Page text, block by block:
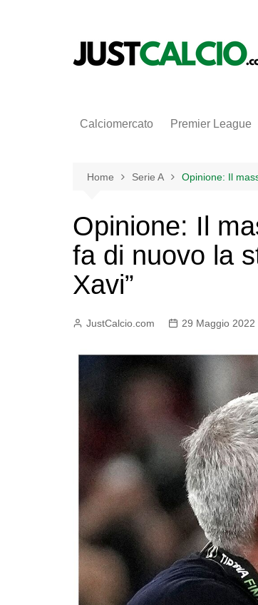
Calciomercato Premier League
Home Serie A Opinione: Il
Opinione: Il
fa di nuovo la
Xavi”
JustCalcio.com 29 Maggio 2022